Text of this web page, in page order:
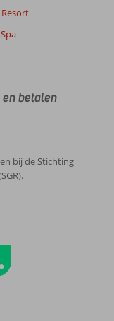
betalen
bij de Stichting